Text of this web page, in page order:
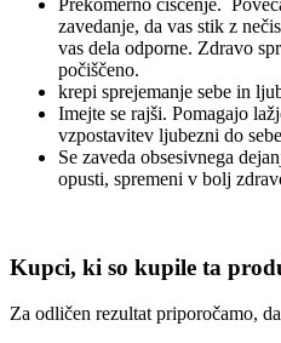
Prekomerno čiščenje.
zavedanje, da vas stik z
vas dela odporne. Zdravo
počiščeno.
krepi sprejemanje sebe in
Imejte se rajši. Pomagajo
vzpostavitev ljubezni do
Se zaveda obsesivnega
opusti, spremeni v bolj
Kupci, ki so kupile ta
Za odličen rezultat priporočamo,